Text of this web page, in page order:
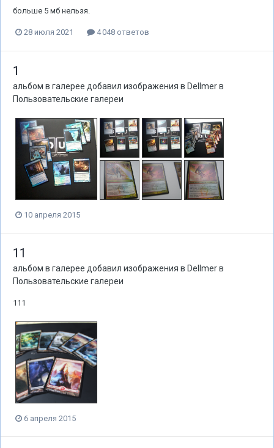
больше 5 мб нельзя.
28 июля 2021 4 048 ответов
1
альбом в галерее добавил изображения в Dellmerв
Пользовательские галереи
10 апреля 2015
11
альбом в галерее добавил изображения в Dellmerв
Пользовательские галереи
111
6 апреля 2015